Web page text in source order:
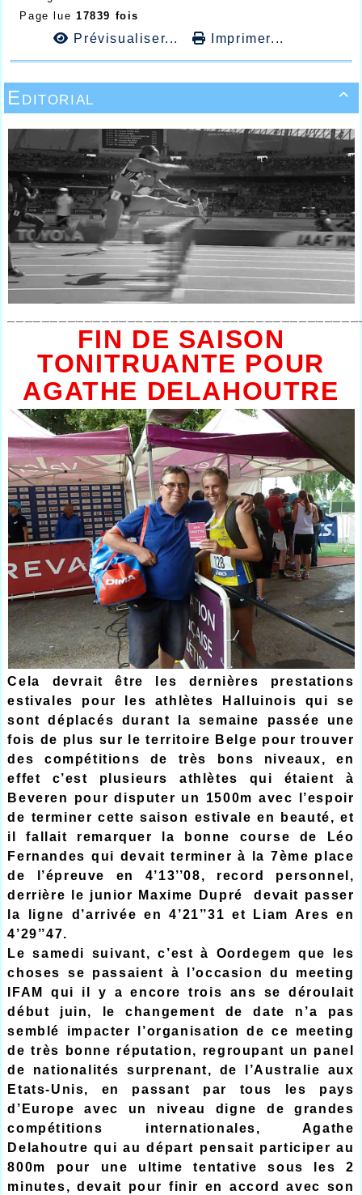
Page lue 17839 fois
Prévisualiser... Imprimer...

Editorial
FIN DE SAISON
TONITRUANTE POUR
AGATHE DELAHOUTRE
Cela devrait être les dernières prestations
estivales pour les athlètes Halluinois qui se
sont déplacés durant la semaine passée une
fois de plus sur le territoire Belge pour trouver
des compétitions de très bons niveaux, en
effet c’est plusieurs athlètes qui étaient à
Beveren pour disputer un 1500m avec l’espoir
de terminer cette saison estivale en beauté, et
il fallait remarquer la bonne course de Léo
Fernandes qui devait terminer à la 7ème place
de l’épreuve en 4’13’’08, record personnel,
derrière le junior Maxime Dupré devait passer
la ligne d’arrivée en 4’21’’31 et Liam Ares en
4’29’’47.
Le samedi suivant, c’est à Oordegem que les
choses se passaient à l’occasion du meeting
IFAM qui il y a encore trois ans se déroulait
début juin, le changement de date n’a pas
semblé impacter l’organisation de ce meeting
de très bonne réputation, regroupant un panel
de nationalités surprenant, de l’Australie aux
Etats-Unis, en passant par tous les pays
d’Europe avec un niveau digne de grandes
compétitions internationales, Agathe
Delahoutre qui au départ pensait participer au
800m pour une ultime tentative sous les 2
minutes, devait pour finir en accord avec son